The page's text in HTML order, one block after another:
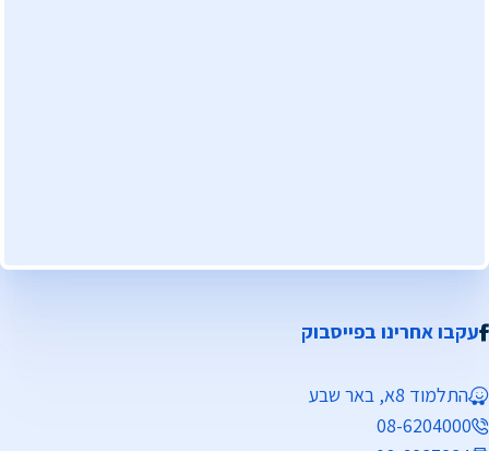
עקבו אחרינו בפייסבוק
התלמוד 8א, באר שבע
08-6204000